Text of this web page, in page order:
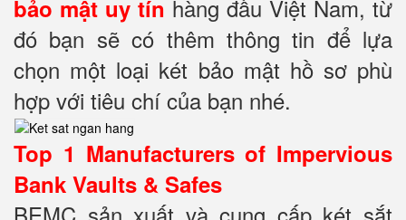
bảo mật uy tín hàng đầu Việt Nam, từ
đó bạn sẽ có thêm thông tin để lựa
chọn một loại két bảo mật hồ sơ phù
hợp với tiêu chí của bạn nhé.
Top 1 Manufacturers of Impervious
Bank Vaults & Safes